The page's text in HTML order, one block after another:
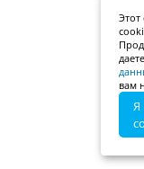
Этот
даете
вам
Я